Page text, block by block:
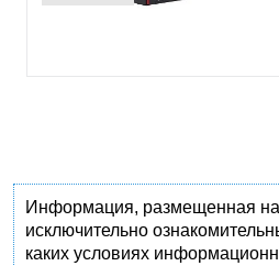
Информация, размещенная на
исключительно
каких условиях